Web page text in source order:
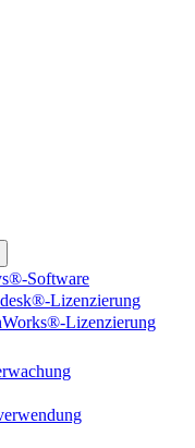
Software
Lizenzierung
Lizenzierung